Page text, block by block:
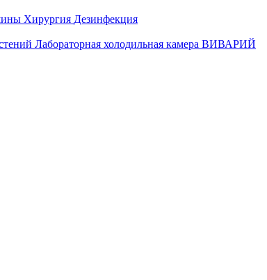
Хирургия Дезинфекция
Лабораторная холодильная камера ВИВАРИЙ